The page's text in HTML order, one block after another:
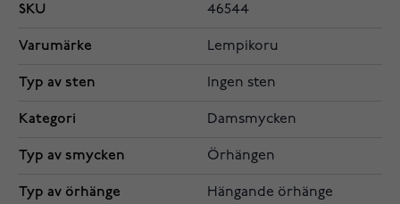
SKU 46544
Varumärke Lempikoru
Typ av sten Ingen sten
Kategori Damsmycken
Typ av smycken Örhängen
Typ av örhänge Hängande örhänge